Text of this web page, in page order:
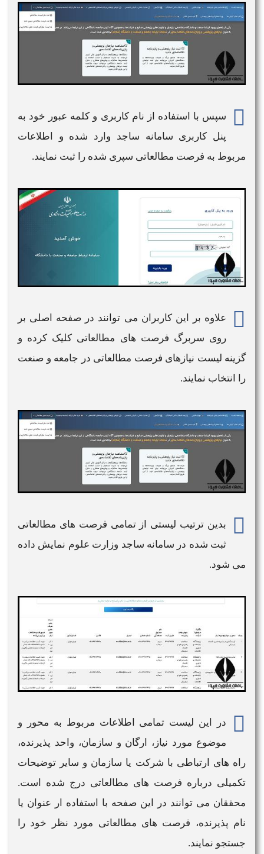
سپس با استفاده از نام کاربری و کلمه عبور خود به
پنل کاربری سامانه ساجد وارد شده و اطلاعات
مربوط به فرصت مطالعاتی سپری شده را ثبت نمایند.
علاوه بر این کاربران می توانند در صفحه اصلی بر
روی سربرگ فرصت های مطالعاتی کلیک کرده و
گزینه لیست نیازهای فرصت مطالعاتی در جامعه و صنعت
را انتخاب نمایند.
بدین ترتیب لیستی از تمامی فرصت های مطالعاتی
ثبت شده در سامانه ساجد وزارت علوم نمایش داده
می شود.
در این لیست تمامی اطلاعات مربوط به محور و
موضوع مورد نیاز، ارگان و سازمان، واحد پذیرنده،
راه های ارتباطی با شرکت یا سازمان و سایر توضیحات
تکمیلی درباره فرصت های مطالعاتی درج شده است.
محققان می توانند در این صفحه با استفاده ار عنوان یا
نام پذیرنده، فرصت های مطالعاتی مورد نظر خود را
جستجو نمایند.